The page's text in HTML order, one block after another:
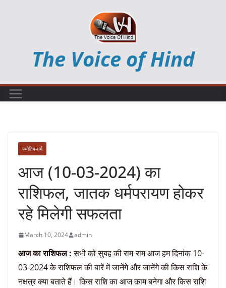
The Voice of Hind
ज्योतिष-धर्म
आज (10-03-2024) का
राशिफल, जातक धर्मपरायण होकर
रहे मिलेगी सफलता
March 10, 2024 admin
आज का राशिफल :सभी को सुबह की राम-राम आज हम दिनांक 10-
03-2024 के राशिफल की बारें में जानेंगे और जानेंगे की किस राशि के
नक्षत्र क्या बताते हैं। किस राशि का आज काम बनेगा और किस राशि